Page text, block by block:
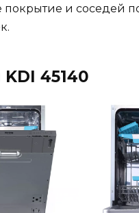
покрытие и соседей
45140